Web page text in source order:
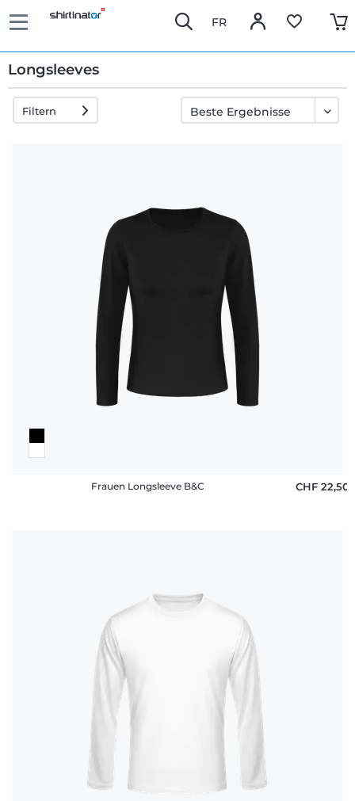
FR
Longsleeves
Umtauschrecht
Rückgaberecht
Filtern
Frauen Longsleeve B&C CHF 22,50